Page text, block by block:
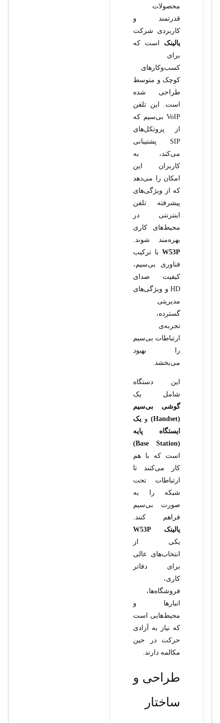
محصولات
قدرتمند و
کاربردی شرکت
یالینک است که
برای
کسب‌وکارهای
کوچک و متوسط
طراحی شده
است. این تلفن
VoIP بی‌سیم که
از پروتکل‌های
SIP پشتیبانی
می‌کند، به
کاربران این
امکان را می‌دهد
که از ویژگی‌های
پیشرفته تلفن
اینترنتی در
محیط‌های کاری
بهره‌مند شوند.
W53Pبا ترکیب
فناوری بی‌سیم،
کیفیت صدای
HD و ویژگی‌های
مدیریتی
گسترده،
تجربه‌ی
ارتباطات بی‌سیم
را بهبود
می‌بخشد.
این دستگاه
شامل یک
گوشی بی‌سیم
(Handset)
و یک
ایستگاه پایه
(Base Station)
است که با هم
کار می‌کنند تا
ارتباطات تحت
شبکه را به
صورت بی‌سیم
فراهم کنند.
یالینک W53P
یکی از
انتخاب‌های عالی
برای دفاتر
کاری،
فروشگاه‌ها،
انبارها و
محیط‌هایی است
که نیاز به آزادی
حرکت در حین
مکالمه دارند.
طراحی و
ساختار